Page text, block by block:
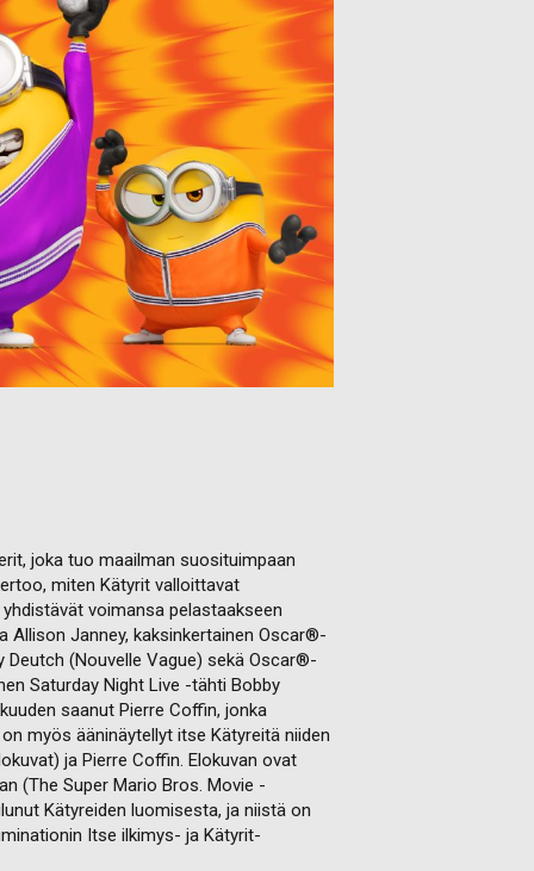
joka tuo maailman suosituimpaan
miten Kätyrit valloittavat
voimansa pelastaakseen
Janney, kaksinkertainen Oscar®-
(Nouvelle Vague) sekä Oscar®-
Saturday Night Live -tähti Bobby
saanut Pierre Coffin, jonka
myös ääninäytellyt itse Kätyreitä niiden
ja Pierre Coffin. Elokuvan ovat
(The Super Mario Bros. Movie -
Kätyreiden luomisesta, ja niistä on
Itse ilkimys- ja Kätyrit-